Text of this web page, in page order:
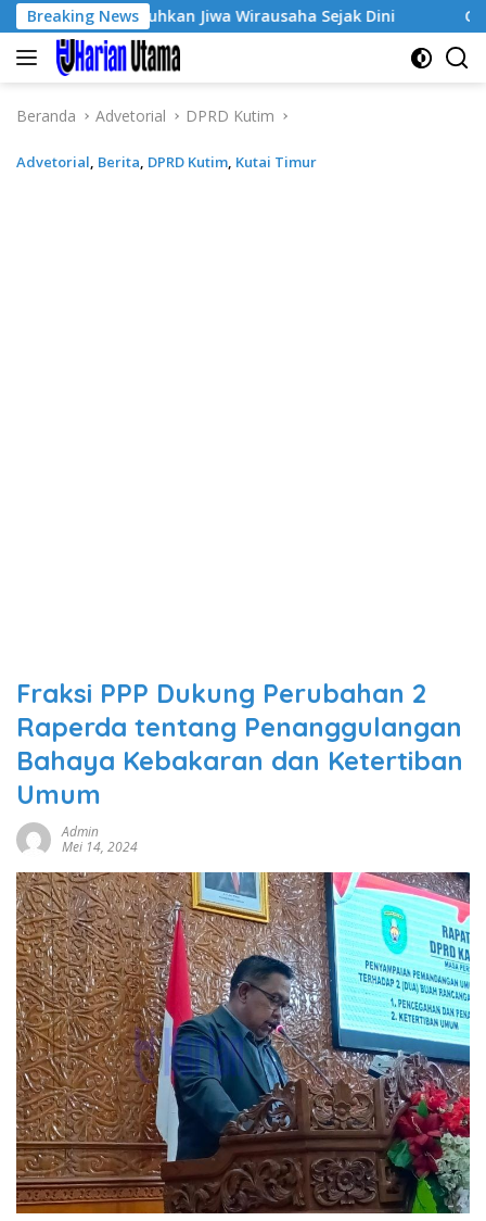
Langsung
ke
konten
Breaking News
Tumbuhkan Jiwa Wirausaha Sejak Dini GratisPol
Beranda Advetorial DPRD Kutim
Advetorial, Berita, DPRD Kutim, Kutai Timur
Fraksi PPP Dukung Perubahan 2
Raperda tentang Penanggulangan
Bahaya Kebakaran dan Ketertiban
Umum
Admin
Mei 14, 2024